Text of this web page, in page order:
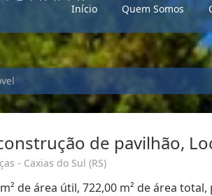
Início Quem Somos
de pavilhão,
- Caxias do Sul (RS)
de área útil, 722,00 m² de área total,